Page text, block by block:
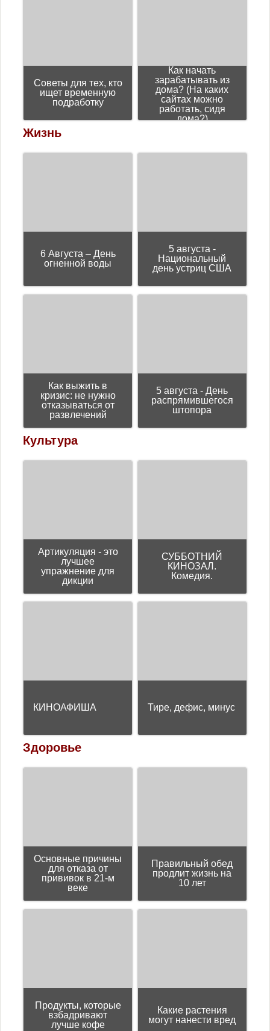
Советы для тех, кто
ищет временную
подработку
Как начать
зарабатывать из
дома? (На каких
сайтах можно
работать, сидя
дома?)
Жизнь
6 Августа – День
огненной воды
5 августа -
Национальный
день устриц США
Как выжить в
кризис: не нужно
отказываться от
развлечений
5 августа - День
распрямившегося
штопора
Культура
Артикуляция - это
лучшее
упражнение для
дикции
СУББОТНИЙ
КИНОЗАЛ.
Комедия.
КИНОАФИША Тире, дефис, минус
Здоровье
Основные причины
для отказа от
прививок в 21-м
веке
Правильный обед
продлит жизнь на
10 лет
Продукты, которые
взбадривают
лучше кофе
Какие растения
могут нанести вред